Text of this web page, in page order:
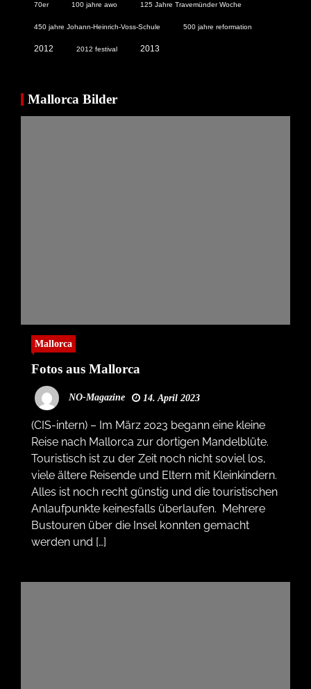
70er 100 jahre awo 125 Jahre Travemünder Woche
450 jahre Johann-Heinrich-Voss-Schule 500 jahre reformation
2012 2012 festival 2013
Mallorca Bilder
Mallorca
Fotos aus Mallorca
NO-Magazine 14. April 2023
(CIS-intern) – Im März 2023 begann eine kleine
Reise nach Mallorca zur dortigen Mandelblüte.
Touristisch ist zu der Zeit noch nicht soviel los,
viele ältere Reisende und Eltern mit Kleinkindern.
Alles ist noch recht günstig und die touristischen
Anlaufpunkte keinesfalls überlaufen. Mehrere
Bustouren über die Insel konnten gemacht
werden und […]